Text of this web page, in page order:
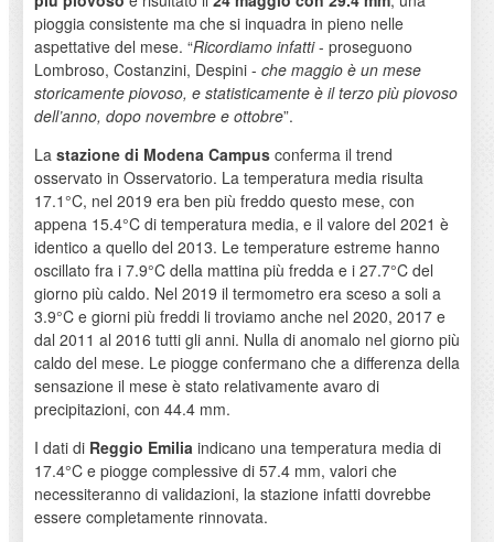
pioggia consistente ma che si inquadra in pieno nelle
aspettative del mese. “Ricordiamo infatti- proseguono
Lombroso, Costanzini, Despini - che maggio è un mese
storicamente piovoso, e statisticamente è il terzo più piovoso
dell’anno, dopo novembre e ottobre”.
La stazione di Modena Campusconferma il trend
osservato in Osservatorio. La temperatura media risulta
17.1°C, nel 2019 era ben più freddo questo mese, con
appena 15.4°C di temperatura media, e il valore del 2021 è
identico a quello del 2013. Le temperature estreme hanno
oscillato fra i 7.9°C della mattina più fredda e i 27.7°C del
giorno più caldo. Nel 2019 il termometro era sceso a soli a
3.9°C e giorni più freddi li troviamo anche nel 2020, 2017 e
dal 2011 al 2016 tutti gli anni. Nulla di anomalo nel giorno più
caldo del mese. Le piogge confermano che a differenza della
sensazione il mese è stato relativamente avaro di
precipitazioni, con 44.4 mm.
I dati di Reggio Emilia indicano una temperatura media di
17.4°C e piogge complessive di 57.4 mm, valori che
necessiteranno di validazioni, la stazione infatti dovrebbe
essere completamente rinnovata.